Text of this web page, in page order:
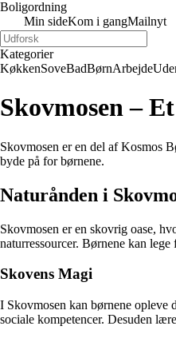
Boligordning
Min sideKom i gangMailnyt
Kategorier
KøkkenSoveBadBørnArbejde
Skovmosen –
Skovmosen er en del af Kosmos
byde på for børnene.
Naturånden i
Skovmosen er en skovrig oase,
naturressourcer. Børnene kan
Skovens Magi
I Skovmosen kan børnene opleve
sociale kompetencer. Desuden